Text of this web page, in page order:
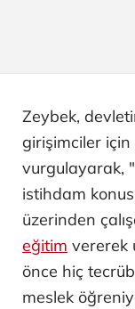
Zeybek,
girişimciler
vurgulayarak,
istihdam
üzerinden
eğitim vererek
önce hiç
meslek